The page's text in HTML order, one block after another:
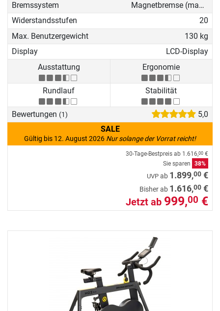
Bremssystem
Magnetbremse (manuell)
Widerstandsstufen
20
Max. Benutzergewicht
130 kg
Display
LCD-Display
Ausstattung
Ergonomie
Rundlauf Stabilität
Bewertungen (1)
5,0
SALE
Gültig bis 12. August 2026 Nur solange der Vorrat reicht!
30-Tage-Bestpreis ab 1.616,00 €
Sie sparen
38%
UVP ab 1.899,00 €
Bisher ab 1.616,00 €
Jetzt ab 999,00 €